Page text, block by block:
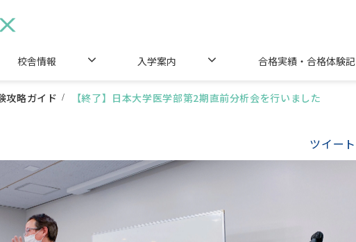
校舎情報 入学案内 合格実績・合格体験記
攻略ガイド 【終了】日本大学医学部第2期直前分析会を行いました
ツイート